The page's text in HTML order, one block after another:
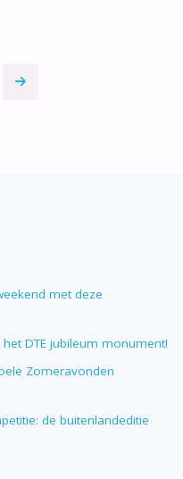
met deze
DTE jubileum monument!
Zomeravonden
de buitenlandeditie